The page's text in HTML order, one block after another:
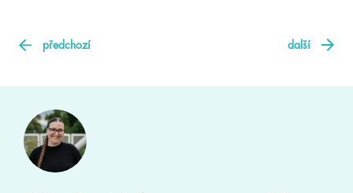
předchozí další